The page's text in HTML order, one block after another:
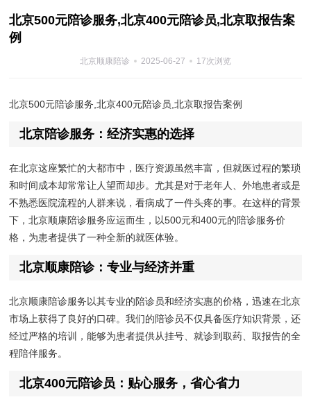
北京500元陪诊服务,北京400元陪诊员,北京取报告案
例
北京顺康陪诊 2025-06-27 17次浏览
北京500元陪诊服务,北京400元陪诊员,北京取报告案例
北京陪诊服务：经济实惠的选择
在北京这座繁忙的大都市中，医疗资源虽然丰富，但就医过程的繁琐
和时间成本却常常让人望而却步。尤其是对于老年人、外地患者或是
不熟悉医院流程的人群来说，看病成了一件头疼的事。在这样的背景
下，北京顺康陪诊服务应运而生，以500元和400元的陪诊服务价
格，为患者提供了一种全新的就医体验。
北京顺康陪诊：专业与经济并重
北京顺康陪诊服务以其专业的陪诊员和经济实惠的价格，迅速在北京
市场上获得了良好的口碑。我们的陪诊员不仅具备医疗知识背景，还
经过严格的培训，能够为患者提供从挂号、就诊到取药、取报告的全
程陪伴服务。
北京400元陪诊员：贴心服务，省心省力